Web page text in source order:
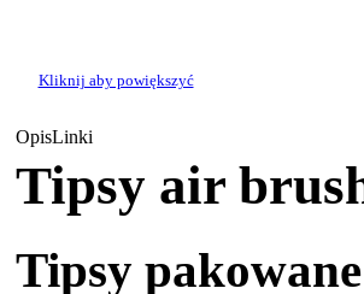
Kliknij aby powiększyć
OpisLinki
Tipsy air
Tipsy